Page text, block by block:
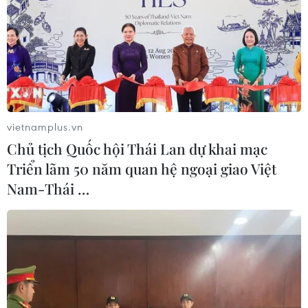
TIN LIÊN QUAN
Phú Yên: Sử dụng chứng chỉ tin học không
vietnamplus.vn
Chủ tịch Quốc hội Thái Lan dự khai mạc
Triển lãm 50 năm quan hệ ngoại giao Việt
Nam-Thái …